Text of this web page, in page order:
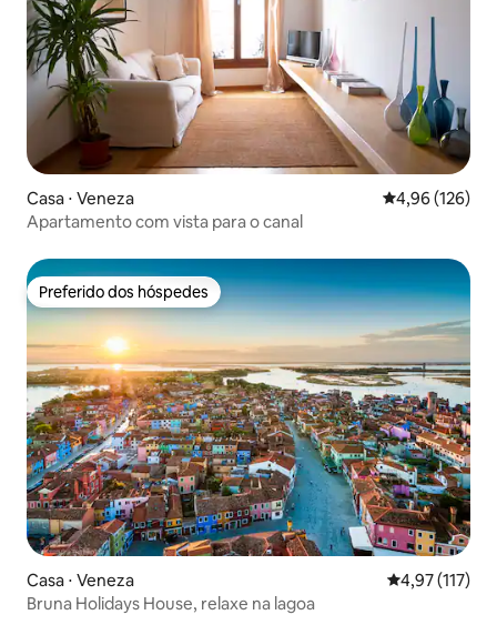
Casa ⋅ Veneza 4,96 de uma
4,96 (126)
Apartamento com vista para o canal
Preferido dos hóspedes
Preferido dos hóspedes
Casa ⋅ Veneza 4,97 de uma
4,97 (117)
Bruna Holidays House, relaxe na lagoa